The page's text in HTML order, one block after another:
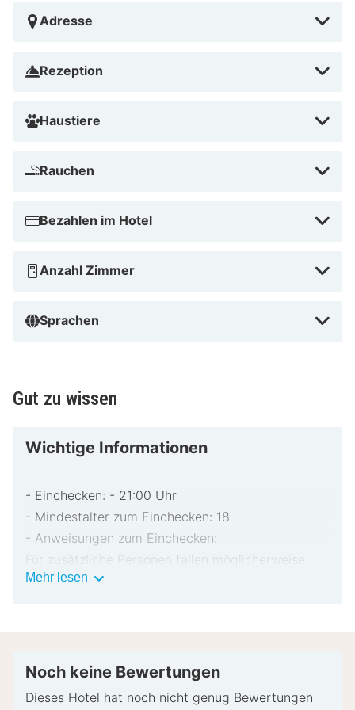
Adresse
Rezeption
Haustiere
Rauchen
Bezahlen im Hotel
Anzahl Zimmer
Sprachen
Gut zu wissen
Wichtige Informationen
- Einchecken: - 21:00 Uhr
- Mindestalter zum Einchecken: 18
- Anweisungen zum Einchecken:
Für zusätzliche Personen fallen möglicherweise
Gebühren an, die abhängig von den Bestimmungen
bar für unvorhergesehene Aufwendungen verlangt.
Mehr lesen Wichtige
Noch keine Bewertungen
Dieses Hotel hat noch nicht genug Bewertungen